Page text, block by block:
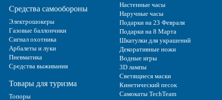
Средства самообороны
Электрошокеры
Газовые баллончики
Сигнал охотника
Арбалеты и луки
Пневматика
Средства выживания
Товары для туризма
Топоры
Настенные часы
Наручные часы
Подарки на 23 Февраля
Подарки на 8 Марта
Шкатулки для украшений
Декоративные ножи
Водные игры
3D лампы
Светящиеся маски
Кинетический песок
Самокаты TechTeam